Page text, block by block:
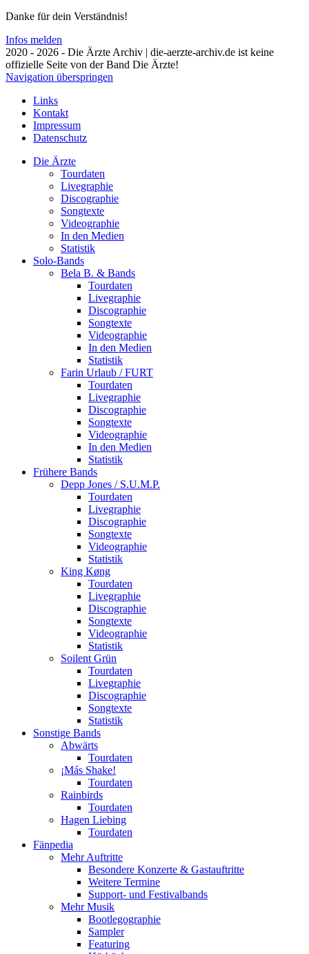
Danke für dein Verständnis!
Infos melden
2020 - 2026 - Die Ärzte Archiv | die-aerzte-archiv.de ist keine
offizielle Seite von der Band Die Ärzte!
Navigation überspringen
Links
Kontakt
Impressum
Datenschutz
Die Ärzte
Tourdaten
Livegraphie
Discographie
Songtexte
Videographie
In den Medien
Statistik
Solo-Bands
Bela B. & Bands
Tourdaten
Livegraphie
Discographie
Songtexte
Videographie
In den Medien
Statistik
Farin Urlaub / FURT
Tourdaten
Livegraphie
Discographie
Songtexte
Videographie
In den Medien
Statistik
Frühere Bands
Depp Jones / S.U.M.P.
Tourdaten
Livegraphie
Discographie
Songtexte
Videographie
Statistik
King Køng
Tourdaten
Livegraphie
Discographie
Songtexte
Videographie
Statistik
Soilent Grün
Tourdaten
Livegraphie
Discographie
Songtexte
Statistik
Sonstige Bands
Abwärts
Tourdaten
¡Más Shake!
Tourdaten
Rainbirds
Tourdaten
Hagen Liebing
Tourdaten
Fänpedia
Mehr Auftritte
Besondere Konzerte & Gastauftritte
Weitere Termine
Support- und Festivalbands
Mehr Musik
Bootlegographie
Sampler
Featuring